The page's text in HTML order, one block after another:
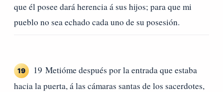
que él posee dará herencia á sus hijos; para que mi
pueblo no sea echado cada uno de su posesión.
19
19 Metióme después por la entrada que estaba
hacia la puerta, á las cámaras santas de los sacerdotes,